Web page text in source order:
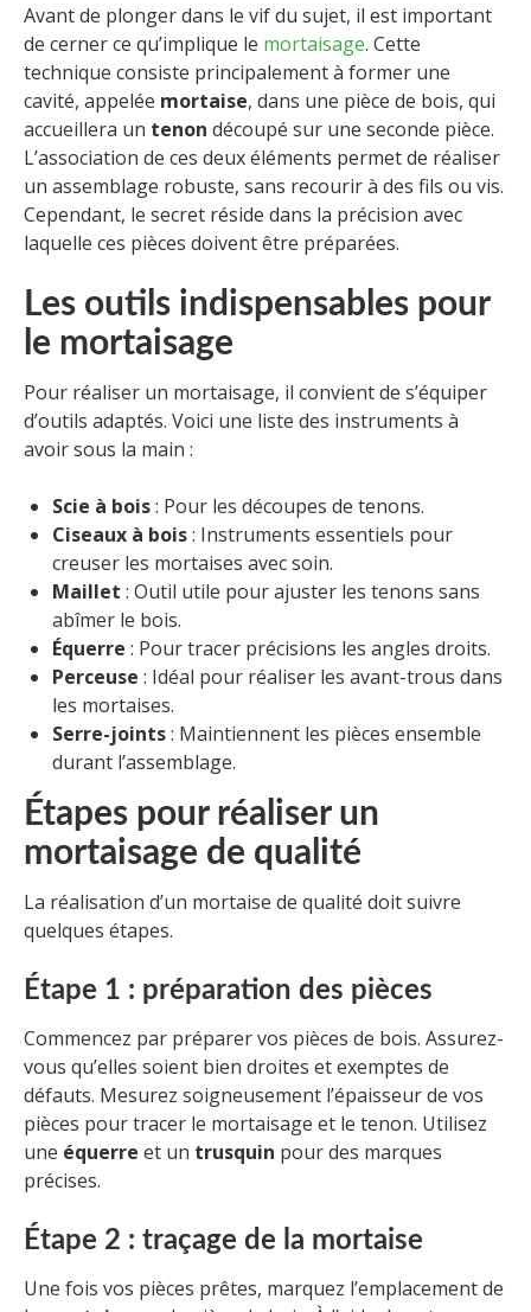
Avant de plonger dans le vif du sujet, il est important
de cerner ce qu’implique le mortaisage. Cette
technique consiste principalement à former une
cavité, appelée mortaise, dans une pièce de bois, qui
accueillera un tenon découpé sur une seconde pièce.
L’association de ces deux éléments permet de réaliser
un assemblage robuste, sans recourir à des fils ou vis.
Cependant, le secret réside dans la précision avec
laquelle ces pièces doivent être préparées.
Les outils indispensables pour
le mortaisage
Pour réaliser un mortaisage, il convient de s’équiper
d’outils adaptés. Voici une liste des instruments à
avoir sous la main :
Scie à bois: Pour les découpes de tenons.
Ciseaux à bois: Instruments essentiels pour
creuser les mortaises avec soin.
Maillet : Outil utile pour ajuster les tenons sans
abîmer le bois.
Équerre : Pour tracer précisions les angles droits.
Perceuse : Idéal pour réaliser les avant-trous dans
les mortaises.
Serre-joints: Maintiennent les pièces ensemble
durant l’assemblage.
Étapes pour réaliser un
mortaisage de qualité
La réalisation d’un mortaise de qualité doit suivre
quelques étapes.
Étape 1 : préparation des pièces
Commencez par préparer vos pièces de bois. Assurez-
vous qu’elles soient bien droites et exemptes de
défauts. Mesurez soigneusement l’épaisseur de vos
pièces pour tracer le mortaisage et le tenon. Utilisez
une équerre et un trusquin pour des marques
précises.
Étape 2 : traçage de la mortaise
Une fois vos pièces prêtes, marquez l’emplacement de